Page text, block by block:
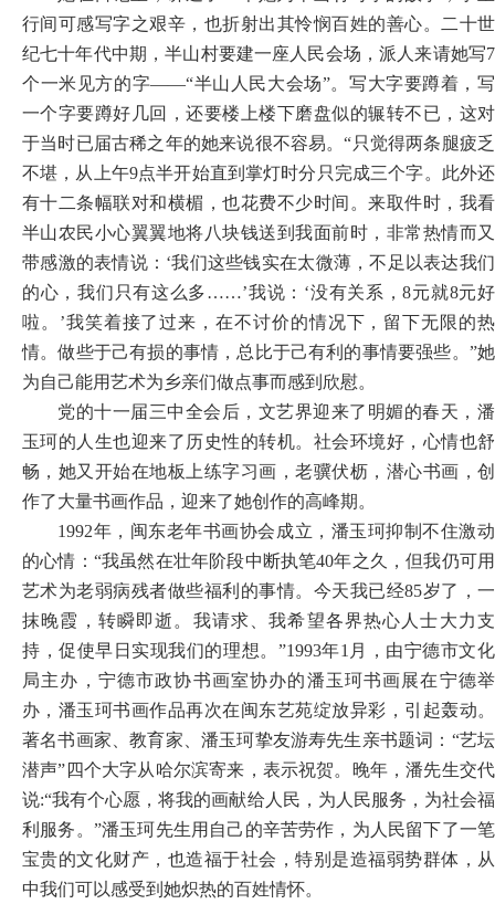
行间可感写字之艰辛，也折射出其怜悯百姓的善心。二十世
纪七十年代中期，半山村要建一座人民会场，派人来请她写7
个一米见方的字——“半山人民大会场”。写大字要蹲着，写
一个字要蹲好几回，还要楼上楼下磨盘似的辗转不已，这对
于当时已届古稀之年的她来说很不容易。“只觉得两条腿疲乏
不堪，从上午9点半开始直到掌灯时分只完成三个字。此外还
有十二条幅联对和横楣，也花费不少时间。来取件时，我看
半山农民小心翼翼地将八块钱送到我面前时，非常热情而又
带感激的表情说：‘我们这些钱实在太微薄，不足以表达我们
的心，我们只有这么多……’我说：‘没有关系，8元就8元好
啦。’我笑着接了过来，在不讨价的情况下，留下无限的热
情。做些于己有损的事情，总比于己有利的事情要强些。”她
为自己能用艺术为乡亲们做点事而感到欣慰。
党的十一届三中全会后，文艺界迎来了明媚的春天，潘
玉珂的人生也迎来了历史性的转机。社会环境好，心情也舒
畅，她又开始在地板上练字习画，老骥伏枥，潜心书画，创
作了大量书画作品，迎来了她创作的高峰期。
1992年，闽东老年书画协会成立，潘玉珂抑制不住激动
的心情：“我虽然在壮年阶段中断执笔40年之久，但我仍可用
艺术为老弱病残者做些福利的事情。今天我已经85岁了，一
抹晚霞，转瞬即逝。我请求、我希望各界热心人士大力支
持，促使早日实现我们的理想。”1993年1月，由宁德市文化
局主办，宁德市政协书画室协办的潘玉珂书画展在宁德举
办，潘玉珂书画作品再次在闽东艺苑绽放异彩，引起轰动。
著名书画家、教育家、潘玉珂挚友游寿先生亲书题词：“艺坛
潜声”四个大字从哈尔滨寄来，表示祝贺。晚年，潘先生交代
说:“我有个心愿，将我的画献给人民，为人民服务，为社会福
利服务。”潘玉珂先生用自己的辛苦劳作，为人民留下了一笔
宝贵的文化财产，也造福于社会，特别是造福弱势群体，从
中我们可以感受到她炽热的百姓情怀。